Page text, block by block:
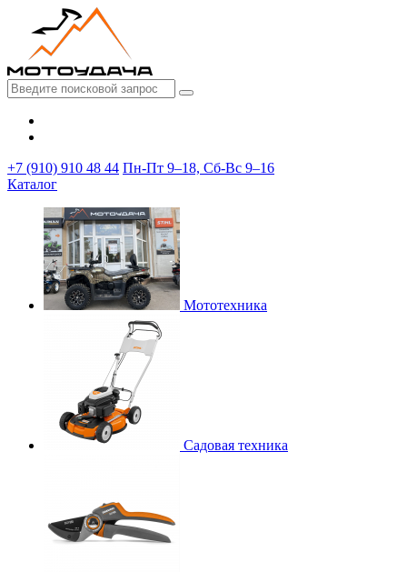
+7 (910) 910 48 44 Пн-Пт 9–18, Сб-Вс 9–16
Каталог
Мототехника
Садовая техника